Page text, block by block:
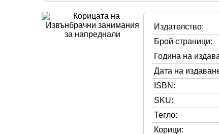
Издателство:
Брой страници:
Година на
Дата на
ISBN:
SKU:
Тегло:
Корици: